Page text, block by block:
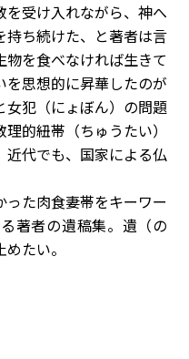
受け入れながら、神へ
持ち続けた、と著者は言
物を食べなければ生きて
思想的に昇華したのが
犯（にょぼん）の問題
的紐帯（ちゅうたい）
近代でも、国家による仏
た肉食妻帯をキーワー
著者の遺稿集。遺（の
たい。